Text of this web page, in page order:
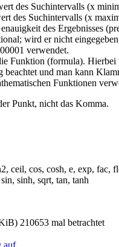
des Suchintervalls (x
des Suchintervalls (x
des Ergebnisses
wird er nicht
verwendet.
Funktion (formula).
beachtet und man kann
Funktionen
Punkt, nicht das Komma.
ceil, cos, cosh, e, exp, fac,
sinh, sqrt, tan, tanh
210653 mal betrachtet
auf